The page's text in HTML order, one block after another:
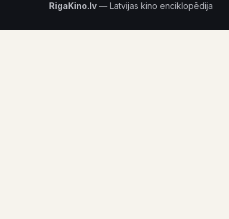
RigaKino.lv — Latvijas kino enciklopēdija